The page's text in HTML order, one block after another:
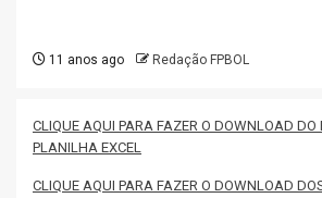
11 anos ago Redação FPBOL
CLIQUE AQUI PARA FAZER O DOWNLOAD DO
PLANILHA EXCEL
CLIQUE AQUI PARA FAZER O DOWNLOAD